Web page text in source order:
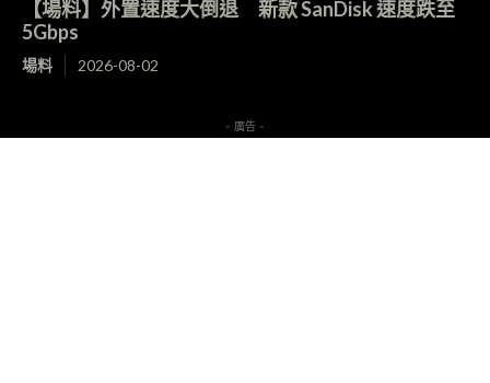
【場料】外置速度大倒退 新款 SanDisk 速度跌至
5Gbps
場料 2026-08-02
- 廣告 -